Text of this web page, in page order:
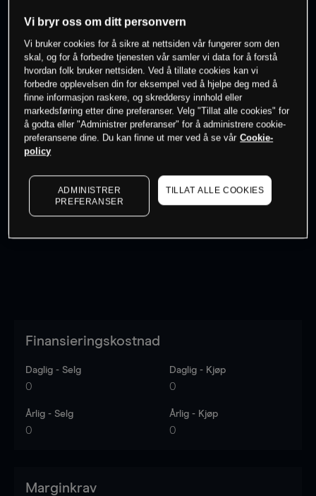
- -
0% av kunder erpå dette instrumentet
Søk om konto
Kursene er veiledende.Log in
Finansieringskostnad
Daglig - Selg
0
Daglig - Kjøp
0
Årlig - Selg
0
Årlig - Kjøp
0
Marginkrav
Vi bryr oss om ditt personvern
Vi bruker cookies for å sikre at nettsiden vår fungerer som den
skal, og for å forbedre tjenesten vår samler vi data for å forstå
hvordan folk bruker nettsiden. Ved å tillate cookies kan vi
forbedre opplevelsen din for eksempel ved å hjelpe deg med å
finne informasjon raskere, og skreddersy innhold eller
markedsføring etter dine preferanser. Velg "Tillat alle cookies" for
å godta eller "Administrer preferanser" for å administrere cookie-
preferansene dine. Du kan finne ut mer ved å se vår Cookie-
policy
ADMINISTRER
PREFERANSER
TILLAT ALLE COOKIES